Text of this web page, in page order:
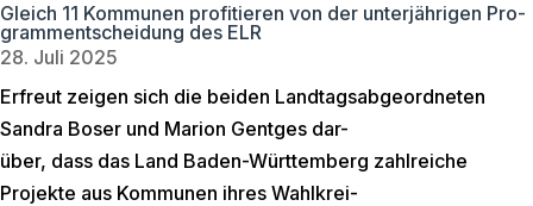
Gleich 11 Kommunen profitieren von der unterjährigen Pro-
grammentscheidung des ELR
28. Juli 2025
Erfreut zeigen sich die beiden Landtagsabgeordneten
Sandra Boser und Marion Gentges dar-
über, dass das Land Baden-Württemberg zahlreiche
Projekte aus Kommunen ihres Wahlkrei-